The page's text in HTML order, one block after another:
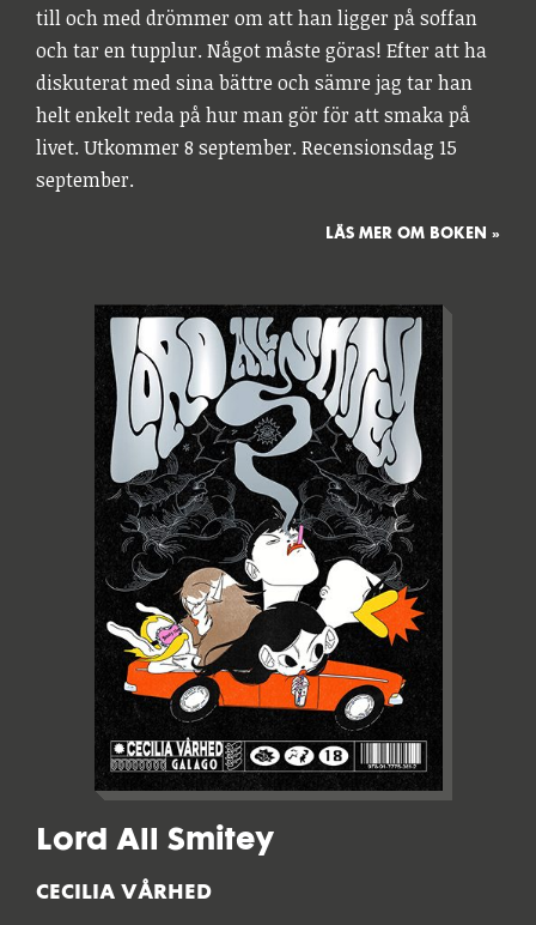
till och med drömmer om att han ligger på soffan
och tar en tupplur. Något måste göras! Efter att ha
diskuterat med sina bättre och sämre jag tar han
helt enkelt reda på hur man gör för att smaka på
livet. Utkommer 8 september. Recensionsdag 15
september.
LÄS MER OM BOKEN »
Lord All Smitey
CECILIA VÅRHED